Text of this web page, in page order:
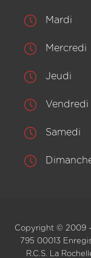
Mardi
Mercredi
Jeudi
Vendredi
Samedi
Copyright © 2009 -
795 00013
R.C.S. La